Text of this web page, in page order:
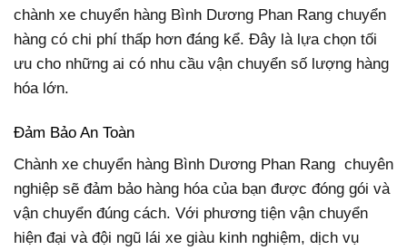
chành xe chuyển hàng Bình Dương Phan Rang chuyển
hàng có chi phí thấp hơn đáng kể. Đây là lựa chọn tối
ưu cho những ai có nhu cầu vận chuyển số lượng hàng
hóa lớn.
Đảm Bảo An Toàn
Chành xe chuyển hàng Bình Dương Phan Rang chuyên
nghiệp sẽ đảm bảo hàng hóa của bạn được đóng gói và
vận chuyển đúng cách. Với phương tiện vận chuyển
hiện đại và đội ngũ lái xe giàu kinh nghiệm, dịch vụ